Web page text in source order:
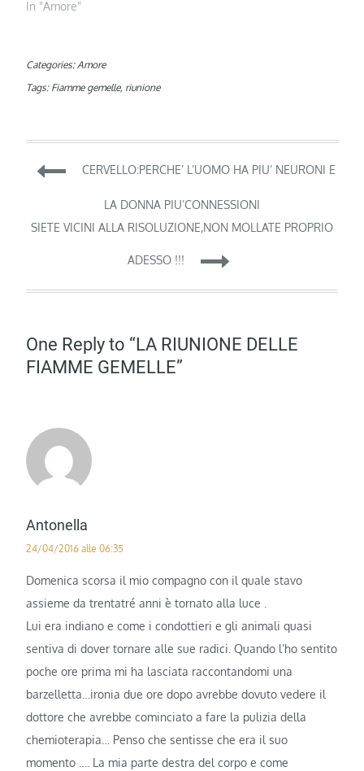
In "Amore"
Categories: Amore
Tags: Fiamme gemelle, riunione
Navigazione
articoli
CERVELLO:PERCHE’ L’UOMO HA PIU’ NEURONI E
LA DONNA PIU’CONNESSIONI
SIETE VICINI ALLA RISOLUZIONE,NON MOLLATE PROPRIO
ADESSO !!!
One Reply to “LA RIUNIONE DELLE
FIAMME GEMELLE”
Antonella
24/04/2016 alle 06:35
Domenica scorsa il mio compagno con il quale stavo
assieme da trentatré anni è tornato alla luce .
Lui era indiano e come i condottieri e gli animali quasi
sentiva di dover tornare alle sue radici. Quando l’ho sentito
poche ore prima mi ha lasciata raccontandomi una
barzelletta…ironia due ore dopo avrebbe dovuto vedere il
dottore che avrebbe cominciato a fare la pulizia della
chemioterapia… Penso che sentisse che era il suo
momento …. La mia parte destra del corpo e come